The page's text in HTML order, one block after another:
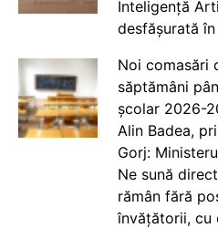
Inteligență
desfășurată
Noi comasări
săptămâni
școlar 2026-
Alin Badea,
Gorj:
Ne sună
rămân fără
învățătorii, cu